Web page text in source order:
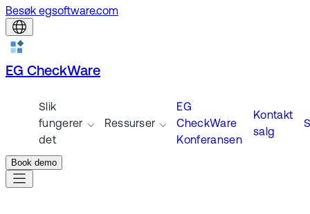
Besøk egsoftware.com
EG CheckWare
Slik
fungerer
det
Ressurser
EG
CheckWare
Konferansen
Kontakt
salg
Book demo